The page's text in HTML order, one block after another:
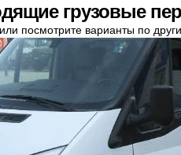
грузовые
посмотрите варианты по